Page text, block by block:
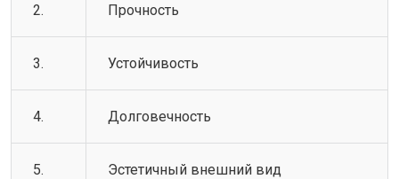
2. Прочность
3. Устойчивость
4. Долговечность
5. Эстетичный внешний вид